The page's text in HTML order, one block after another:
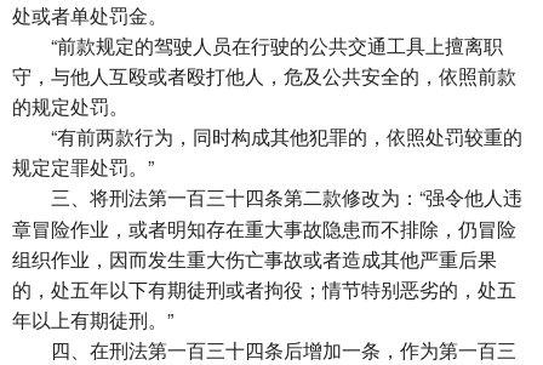
处或者单处罚金。
“前款规定的驾驶人员在行驶的公共交通工具上擅离职
守，与他人互殴或者殴打他人，危及公共安全的，依照前款
的规定处罚。
“有前两款行为，同时构成其他犯罪的，依照处罚较重的
规定定罪处罚。”
三、 将刑法第一百三十四条第二款修改为：“强令他人违
章冒险作业，或者明知存在重大事故隐患而不排除，仍冒险
组织作业，因而发生重大伤亡事故或者造成其他严重后果
的，处五年以下有期徒刑或者拘役；情节特别恶劣的，处五
年以上有期徒刑。”
四、 在刑法第一百三十四条后增加一条，作为第一百三